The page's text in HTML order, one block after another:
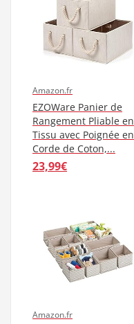
Amazon.fr
EZOWare Panier de
Rangement Pliable en
Tissu avec Poignée en
Corde de Coton,...
23,99€
Amazon.fr